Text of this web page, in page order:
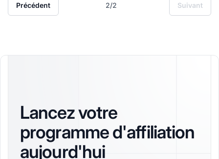
Précédent 2/2 Suivant
Lancez votre
programme d'affiliation
aujourd'hui